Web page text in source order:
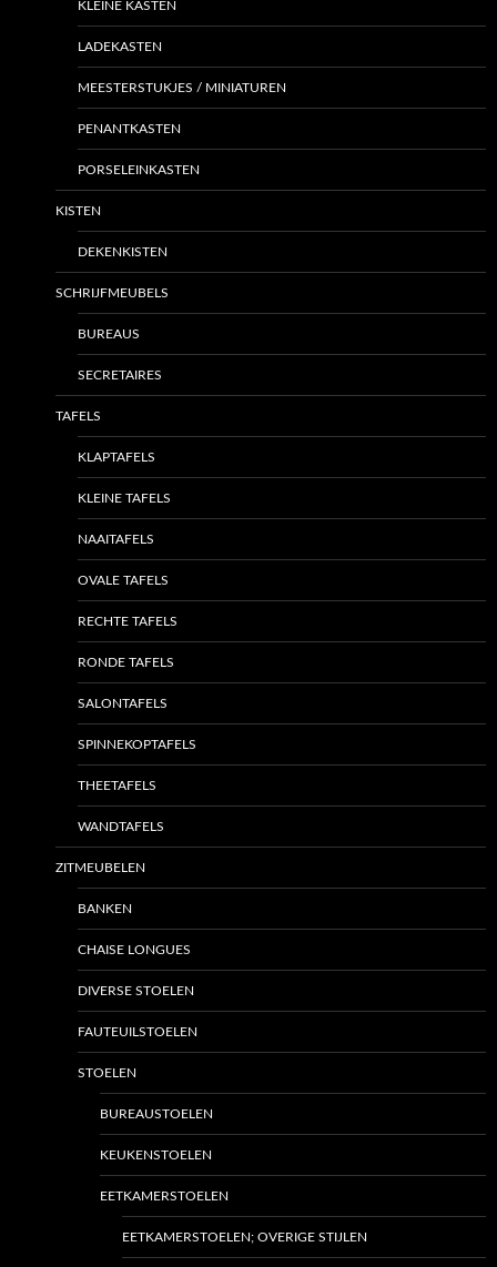
KLEINE KASTEN
LADEKASTEN
MEESTERSTUKJES / MINIATUREN
PENANTKASTEN
PORSELEINKASTEN
KISTEN
DEKENKISTEN
SCHRIJFMEUBELS
BUREAUS
SECRETAIRES
TAFELS
KLAPTAFELS
KLEINE TAFELS
NAAITAFELS
OVALE TAFELS
RECHTE TAFELS
RONDE TAFELS
SALONTAFELS
SPINNEKOPTAFELS
THEETAFELS
WANDTAFELS
ZITMEUBELEN
BANKEN
CHAISE LONGUES
DIVERSE STOELEN
FAUTEUILSTOELEN
STOELEN
BUREAUSTOELEN
KEUKENSTOELEN
EETKAMERSTOELEN
EETKAMERSTOELEN; OVERIGE STIJLEN